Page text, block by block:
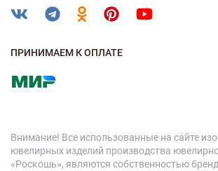
ПРИНИМАЕМ К ОПЛАТЕ
Внимание! Все использованные на сайте
ювелирных изделий производства
«Роскошь», являются собственностью